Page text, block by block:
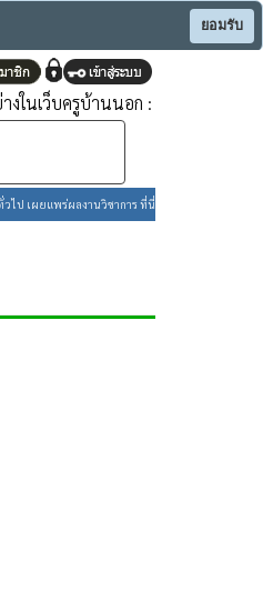
ยอมรับ
งในเว็บครูบ้านนอก :
วไป เผยแพร่ผลงานวิชาการ ที่นี่